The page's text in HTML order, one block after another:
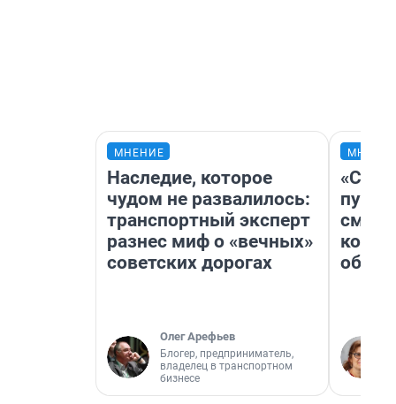
МНЕНИЕ
Наследие, которое
чудом не развалилось:
транспортный эксперт
разнес миф о «вечных»
советских дорогах
Олег Арефьев
Блогер, предприниматель,
владелец в транспортном
бизнесе